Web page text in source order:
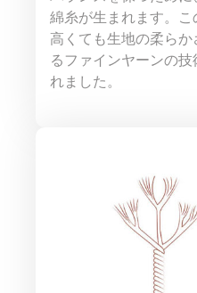
綿糸が生まれます。
高くても生地の柔ら
るファインヤーンの
れました。